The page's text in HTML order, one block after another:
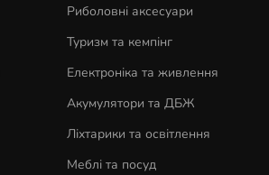
Риболовні аксесуари
Туризм та кемпінг
Електроніка та живлення
Акумулятори та ДБЖ
Ліхтарики та освітлення
Меблі та посуд